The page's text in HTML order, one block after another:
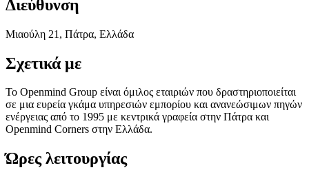
Διεύθυνση
Μιαούλη 21, Πάτρα, Ελλάδα
Σχετικά με
To Openmind Group είναι όμιλος εταιριών που δραστηριοποιείται
σε μια ευρεία γκάμα υπηρεσιών εμπορίου και ανανεώσιμων πηγών
ενέργειας από το 1995 με κεντρικά γραφεία στην Πάτρα και
Openmind Corners στην Ελλάδα.
Ώρες λειτουργίας